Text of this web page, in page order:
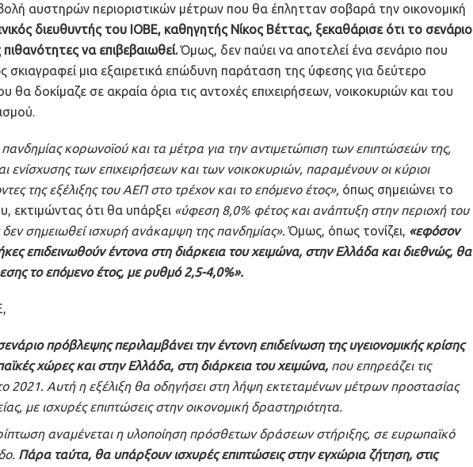
αυστηρών περιοριστικών μέτρων που θα έπλητταν σοβαρά την οικονομική
διευθυντής του ΙΟΒΕ, καθηγητής Νίκος Βέττας, ξεκαθάρισε ότι το σενάριο
να επιβεβαιωθεί.Όμως, δεν παύει να αποτελεί ένα σενάριο που
σκιαγραφεί μια εξαιρετικά επώδυνη παράταση της ύφεσης για δεύτερο
θα δοκίμαζε σε ακραία όρια τις αντοχές επιχειρήσεων, νοικοκυριών και του
πανδημίας κορωνοϊού και τα μέτρα για την αντιμετώπιση των επιπτώσεών της,
ενίσχυσης των επιχειρήσεων και των νοικοκυριών, παραμένουν οι κύριοι
της εξέλιξης του ΑΕΠ στο τρέχον και το επόμενο έτος», όπως σημειώνει το
εκτιμώντας ότι θα υπάρξει «ύφεση 8,0% φέτος και ανάπτυξη στην περιοχή του
σημειωθεί ισχυρή ανάκαμψη της πανδημίας».Όμως, όπως τονίζει, «εφόσον
επιδεινωθούν έντονα στη διάρκεια του χειμώνα, στην Ελλάδα και διεθνώς, θα
το επόμενο έτος, με ρυθμό 2,5-4,0%».
πρόβλεψης περιλαμβάνει την έντονη επιδείνωση της υγειονομικής κρίσης
χώρες και στην Ελλάδα, στη διάρκεια του χειμώνα, που επηρεάζει τις
2021. Αυτή η εξέλιξη θα οδηγήσει στη λήψη εκτεταμένων μέτρων προστασίας
με ισχυρές επιπτώσεις στην οικονομική δραστηριότητα.
αναμένεται η υλοποίηση πρόσθετων δράσεων στήριξης, σε ευρωπαϊκό
Πάρα ταύτα, θα υπάρξουν ισχυρές επιπτώσεις στην εγχώρια ζήτηση, στις